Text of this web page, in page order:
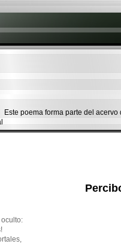
Seek
poema forma parte del acervo